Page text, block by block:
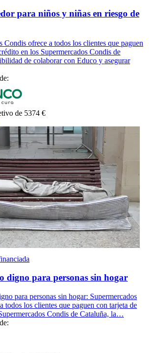
para niños y niñas en riesgo de
Condis ofrece a todos los clientes que paguen
en los Supermercados Condis de
de colaborar con Educo y asegurar
de 5374 €
digno para personas sin hogar
para personas sin hogar: Supermercados
todos los clientes que paguen con tarjeta de
Condis de Cataluña, la…